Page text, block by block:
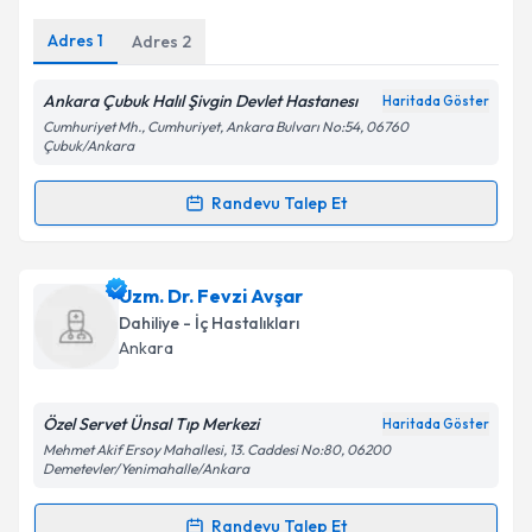
Kişisel verilerimin işlenmesine ilişkin
kapsamda işlenmesini kabul ediyorum.
Adres 1 Adres 2
Ankara Çubuk Halıl Şivgin Devlet Hastanesı Haritada Göster
Cumhuriyet Mh., Cumhuriyet, Ankara Bulvarı No:54, 06760
Çubuk/Ankara
Randevu Talep Et
Randevu Takvimi Talebi
Ass. Dr. Nafiye Helvacıiçin randevu takvimi talebi
oluşturun. Size bu uzmandan randevu almanız için bir
takvim hazırlandığında e-posta ile bilgilendireceğiz.
Kişisel verilerimin işlenmesine ilişkinAydınlatma
Uzm. Dr. Fevzi Avşar
Dahiliye - İç Hastalıkları
Ankara
Özel Servet Ünsal Tıp Merkezi Haritada Göster
Mehmet Akif Ersoy Mahallesi, 13. Caddesi No:80, 06200
Demetevler/Yenimahalle/Ankara
Randevu Talep Et